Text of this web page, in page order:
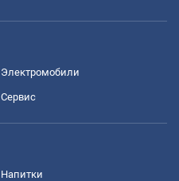
Электромобили
Сервис
Напитки